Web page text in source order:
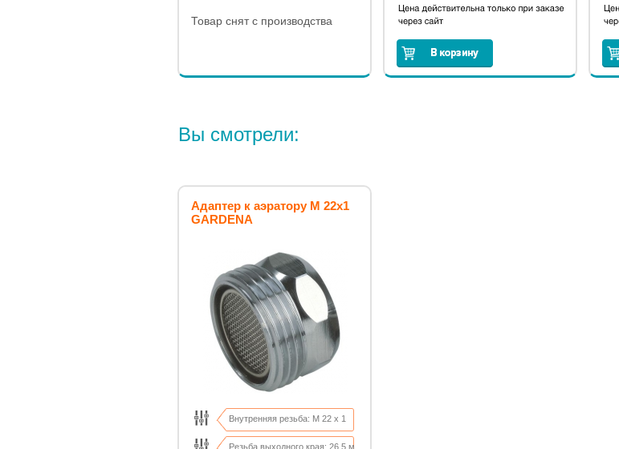
Товар снят с производства
Вы смотрели:
Адаптер к аэратору М 22х1
GARDENA
Внутренняя резьба: M 22 x 1
Резьба выходного края: 26,5 мм